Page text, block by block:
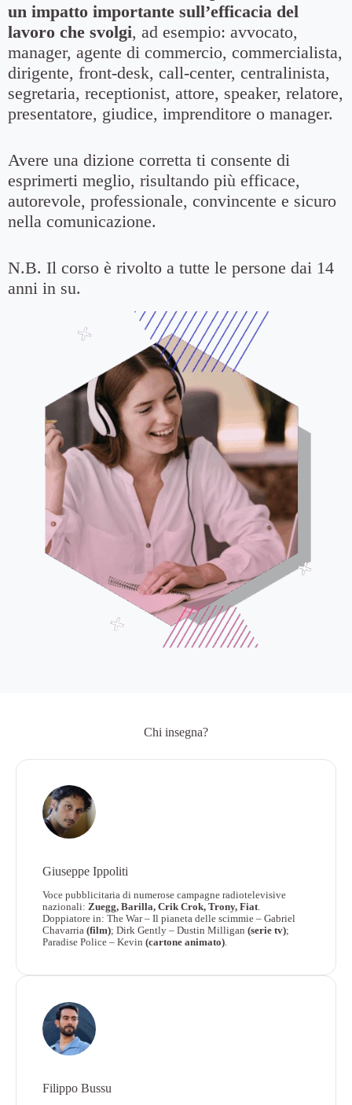
un impatto importante sull’efficacia del
lavoro che svolgi, ad esempio: avvocato,
manager, agente di commercio, commercialista,
dirigente, front-desk, call-center, centralinista,
segretaria, receptionist, attore, speaker, relatore,
presentatore, giudice, imprenditore o manager.
Avere una dizione corretta ti consente di
esprimerti meglio, risultando più efficace,
autorevole, professionale, convincente e sicuro
nella comunicazione.
N.B. Il corso è rivolto a tutte le persone dai 14
anni in su.
Chi insegna?
Giuseppe Ippoliti
Voce pubblicitaria di numerose campagne radiotelevisive
nazionali: Zuegg, Barilla, Crik Crok, Trony, Fiat.
Doppiatore in: The War – Il pianeta delle scimmie – Gabriel
Chavarria (film); Dirk Gently – Dustin Milligan (serie tv);
Paradise Police – Kevin (cartone animato).
Filippo Bussu